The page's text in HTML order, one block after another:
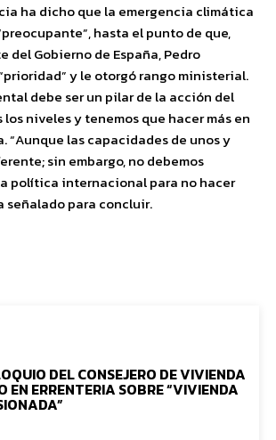
ha dicho que la emergencia climática
hasta el punto de que,
del Gobierno de España, Pedro
y le otorgó rango ministerial.
debe ser un pilar de la acción del
niveles y tenemos que hacer más en
“Aunque las capacidades de unos y
sin embargo, no debemos
política internacional para no hacer
señalado para concluir.
DEL CONSEJERO DE VIVIENDA
EN ERRENTERIA SOBRE “VIVIENDA